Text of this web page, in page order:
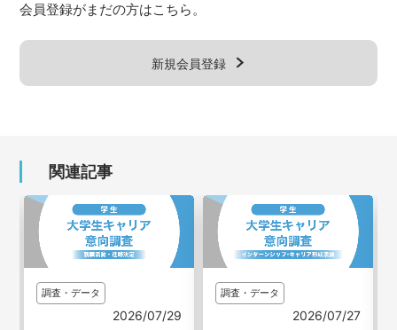
会員登録がまだの方はこちら。
新規会員登録
関連記事
調査・データ
2026/07/29
調査・データ
2026/07/27